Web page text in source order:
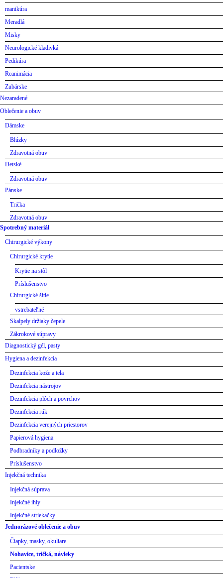
manikúra
Meradlá
Misky
Neurologické kladivká
Pedikúra
Reanimácia
Zubárske
Nezaradené
Oblečenie a obuv
Dámske
Blúzky
Zdravotná obuv
Detské
Zdravotná obuv
Pánske
Trička
Zdravotná obuv
Spotrebný materiál
Chirurgické výkony
Chirurgické krytie
Krytie na stôl
Príslušenstvo
Chirurgické šitie
vstrebateľné
Skalpely držiaky čepele
Zákrokové súpravy
Diagnostický gél, pasty
Hygiena a dezinfekcia
Dezinfekcia kože a tela
Dezinfekcia nástrojov
Dezinfekcia plôch a povrchov
Dezinfekcia rúk
Dezinfekcia verejných priestorov
Papierová hygiena
Podbradníky a podložky
Príslušenstvo
Injekčná technika
Injekčná súprava
Injekčné ihly
Injekčné striekačky
Jednorázové oblečenie a obuv
Čiapky, masky, okuliare
Nohavice, tričká, návleky
Pacientske